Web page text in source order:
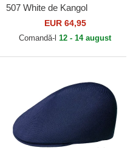
507 White de Kangol
EUR 64,95
Comandă-l 12 - 14 august